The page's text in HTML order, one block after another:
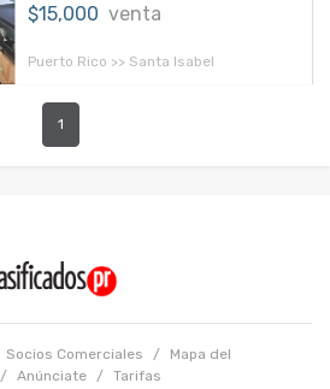
$15,000 venta
Puerto Rico >> Santa Isabel
1
Socios Comerciales /
Mapa del
/ Anúnciate / Tarifas